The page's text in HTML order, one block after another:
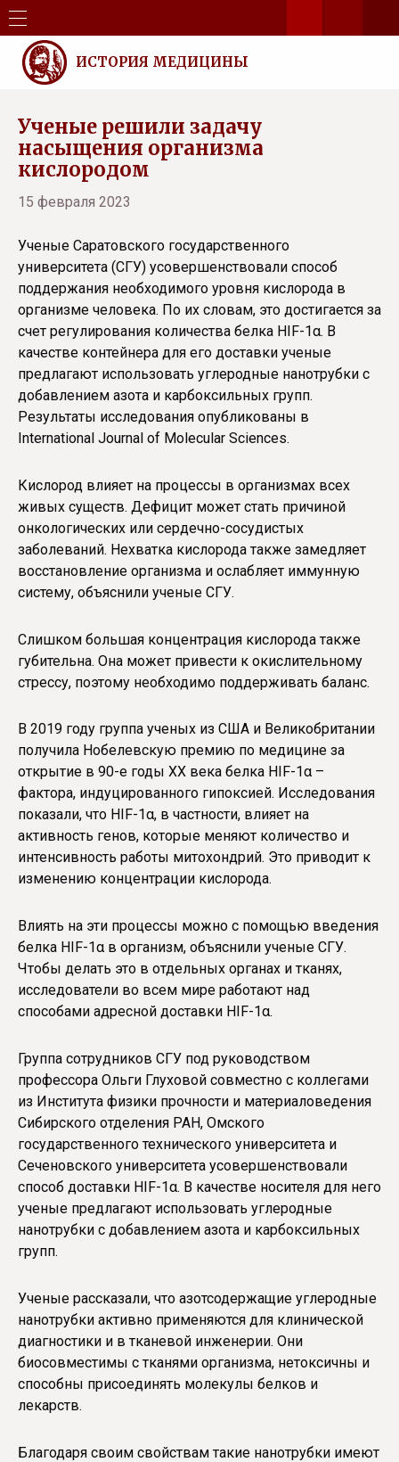
ИСТОРИЯ МЕДИЦИНЫ
Ученые решили задачу
насыщения организма
кислородом
15 февраля 2023
Ученые Саратовского государственного
университета (СГУ) усовершенствовали способ
поддержания необходимого уровня кислорода в
организме человека. По их словам, это достигается за
счет регулирования количества белка HIF-1α. В
качестве контейнера для его доставки ученые
предлагают использовать углеродные нанотрубки с
добавлением азота и карбоксильных групп.
Результаты исследования опубликованы в
International Journal of Molecular Sciences.
Кислород влияет на процессы в организмах всех
живых существ. Дефицит может стать причиной
онкологических или сердечно-сосудистых
заболеваний. Нехватка кислорода также замедляет
восстановление организма и ослабляет иммунную
систему, объяснили ученые СГУ.
Слишком большая концентрация кислорода также
губительна. Она может привести к окислительному
стрессу, поэтому необходимо поддерживать баланс.
В 2019 году группа ученых из США и Великобритании
получила Нобелевскую премию по медицине за
открытие в 90-е годы ХХ века белка HIF-1α –
фактора, индуцированного гипоксией. Исследования
показали, что HIF-1α, в частности, влияет на
активность генов, которые меняют количество и
интенсивность работы митохондрий. Это приводит к
изменению концентрации кислорода.
Влиять на эти процессы можно с помощью введения
белка HIF-1α в организм, объяснили ученые СГУ.
Чтобы делать это в отдельных органах и тканях,
исследователи во всем мире работают над
способами адресной доставки HIF-1α.
Группа сотрудников СГУ под руководством
профессора Ольги Глуховой совместно с коллегами
из Института физики прочности и материаловедения
Сибирского отделения РАН, Омского
государственного технического университета и
Сеченовского университета усовершенствовали
способ доставки HIF-1α. В качестве носителя для него
ученые предлагают использовать углеродные
нанотрубки с добавлением азота и карбоксильных
групп.
Ученые рассказали, что азотсодержащие углеродные
нанотрубки активно применяются для клинической
диагностики и в тканевой инженерии. Они
биосовместимы с тканями организма, нетоксичны и
способны присоединять молекулы белков и
лекарств.
Благодаря своим свойствам такие нанотрубки имеют